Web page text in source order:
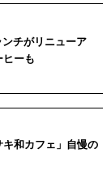
チがリニューア
ヒーも
キ和カフェ」自慢の